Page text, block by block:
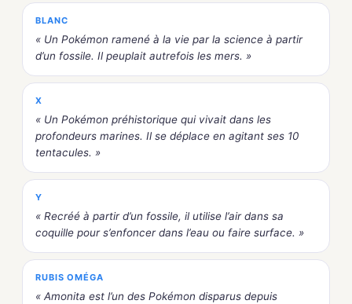
BLANC
« Un Pokémon ramené à la vie par la science à partir
d’un fossile. Il peuplait autrefois les mers. »
X
« Un Pokémon préhistorique qui vivait dans les
profondeurs marines. Il se déplace en agitant ses 10
tentacules. »
Y
« Recréé à partir d’un fossile, il utilise l’air dans sa
coquille pour s’enfoncer dans l’eau ou faire surface. »
RUBIS OMÉGA
« Amonita est l’un des Pokémon disparus depuis